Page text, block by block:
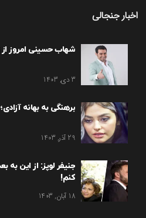
اخبار جنجالی
شهاب حسینی امروز
3 دی, 1403
برهنگی به بهانه
29 آذر, 1403
جنیفر لوپز: از این به
کنم!
18 آبان, 1403